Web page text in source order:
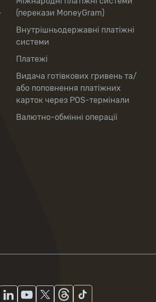
(перекази MoneyGram)
Внутрішньодержавні платіжні
системи
Платежі
Видача готівкових гривень та/
або поповнення платіжних
карток через POS-термінали
Валютно-обмінні операції